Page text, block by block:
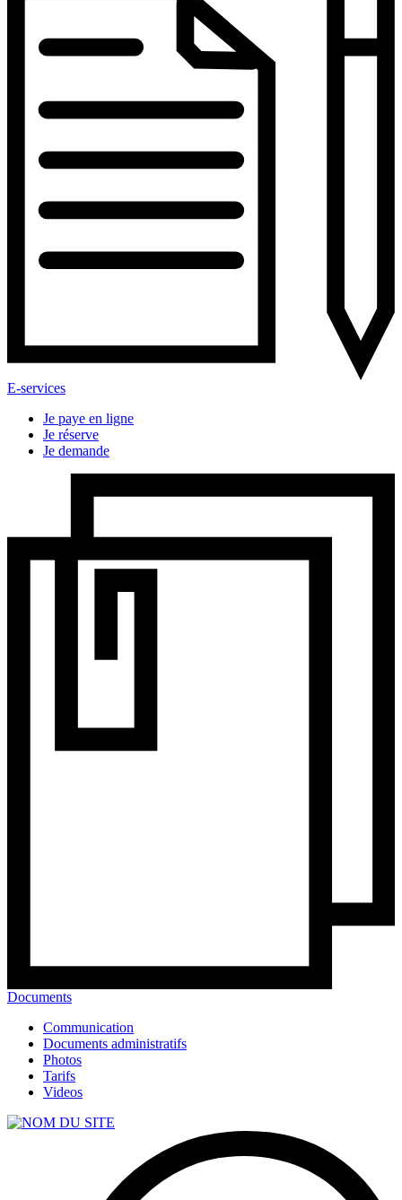
E-services
Je paye en ligne
Je réserve
Je demande
Documents
Communication
Documents administratifs
Photos
Tarifs
Videos